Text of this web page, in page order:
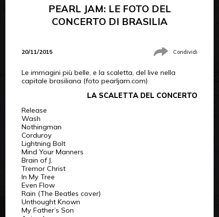
PEARL JAM: LE FOTO DEL
CONCERTO DI BRASILIA
20/11/2015 Condividi
Le immagini più belle, e la scaletta, del live nella
capitale brasiliana (foto pearljam.com)
LA SCALETTA DEL CONCERTO
Release
Wash
Nothingman
Corduroy
Lightning Bolt
Mind Your Manners
Brain of J.
Tremor Christ
In My Tree
Even Flow
Rain (The Beatles cover)
Unthought Known
My Father’s Son